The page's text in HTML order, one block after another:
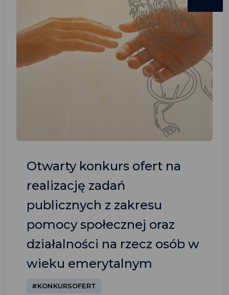
Otwarty konkurs ofert na
realizację zadań
publicznych z zakresu
pomocy społecznej oraz
działalności na rzecz osób w
wieku emerytalnym
#KONKURSOFERT